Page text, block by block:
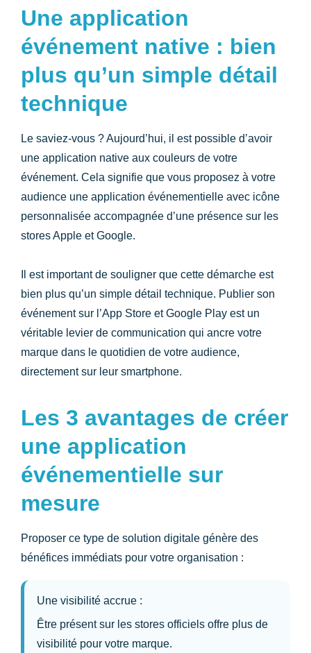
Une application
événement native : bien
plus qu’un simple détail
technique
Le saviez-vous ? Aujourd’hui, il est possible d’avoir
une application native aux couleurs de votre
événement. Cela signifie que vous proposez à votre
audience une application événementielle avec icône
personnalisée accompagnée d’une présence sur les
stores Apple et Google.
Il est important de souligner que cette démarche est
bien plus qu’un simple détail technique. Publier son
événement sur l’App Store et Google Play est un
véritable levier de communication qui ancre votre
marque dans le quotidien de votre audience,
directement sur leur smartphone.
Les 3 avantages de créer
une application
événementielle sur
mesure
Proposer ce type de solution digitale génère des
bénéfices immédiats pour votre organisation :
Une visibilité accrue :
Être présent sur les stores officiels offre plus de
visibilité pour votre marque.